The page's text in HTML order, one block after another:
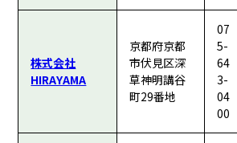
株式会社
HIRAYAMA
京都府京都
市伏見区深
草神明講谷
町29番地
07
5-
64
3-
04
00